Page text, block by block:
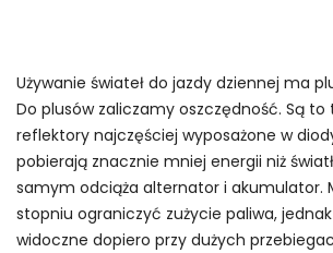
Używanie świateł do jazdy dziennej ma
Do plusów zaliczamy oszczędność. Są to
reflektory najczęściej wyposażone w
pobierają znacznie mniej energii niż
samym odciąża alternator i akumulator.
stopniu ograniczyć zużycie paliwa,
widoczne dopiero przy dużych